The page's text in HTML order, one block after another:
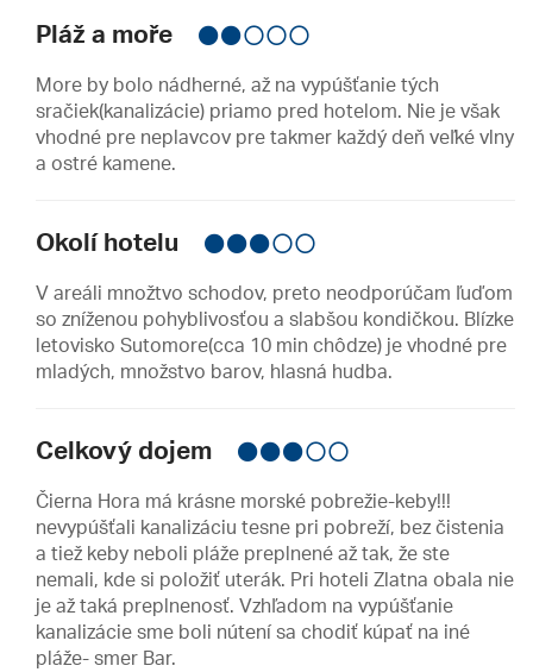
Pláž a moře
More by bolo nádherné, až na vypúšťanie tých
sračiek(kanalizácie) priamo pred hotelom. Nie je však
vhodné pre neplavcov pre takmer každý deň veľké vlny
a ostré kamene.
Okolí hotelu
V areáli množtvo schodov, preto neodporúčam ľuďom
so zníženou pohyblivosťou a slabšou kondičkou. Blízke
letovisko Sutomore(cca 10 min chôdze) je vhodné pre
mladých, množstvo barov, hlasná hudba.
Celkový dojem
Čierna Hora má krásne morské pobrežie-keby!!!
nevypúšťali kanalizáciu tesne pri pobreží, bez čistenia
a tiež keby neboli pláže preplnené až tak, že ste
nemali, kde si položiť uterák. Pri hoteli Zlatna obala nie
je až taká preplnenosť. Vzhľadom na vypúšťanie
kanalizácie sme boli nútení sa chodiť kúpať na iné
pláže- smer Bar.